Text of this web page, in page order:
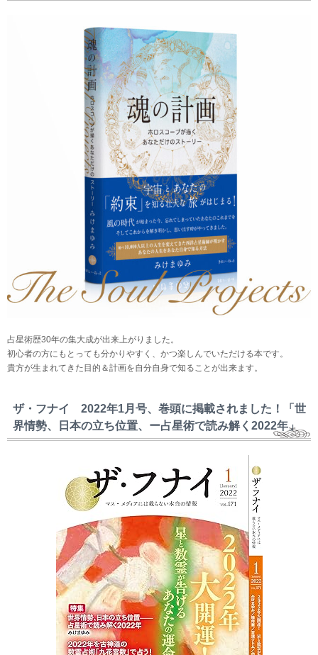
占星術歴30年の集大成が出来上がりました。
初心者の方にもとっても分かりやすく、かつ楽しんでいただける本です。
貴方が生まれてきた目的＆計画を自分自身で知ることが出来ます。
ザ・フナイ 2022年1月号、巻頭に掲載されました！「世
界情勢、日本の立ち位置、ー占星術で読み解く2022年」